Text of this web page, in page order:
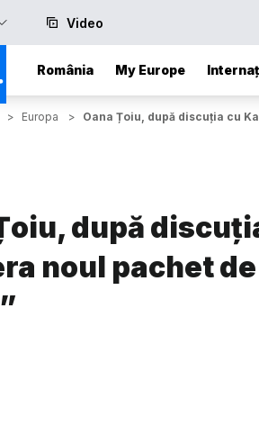
Video
România My Europe
> Europa > Oana Țoiu, după discuția cu
după
noul pachet